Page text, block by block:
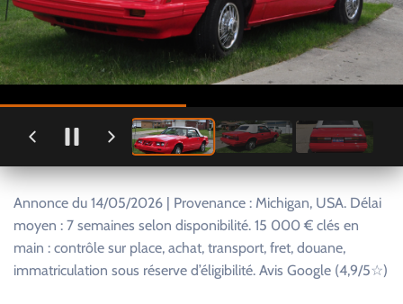
Annonce du 14/05/2026 | Provenance : Michigan, USA. Délai
moyen : 7 semaines selon disponibilité. 15 000 € clés en
main : contrôle sur place, achat, transport, fret, douane,
immatriculation sous réserve d’éligibilité. Avis Google (4,9/5☆)